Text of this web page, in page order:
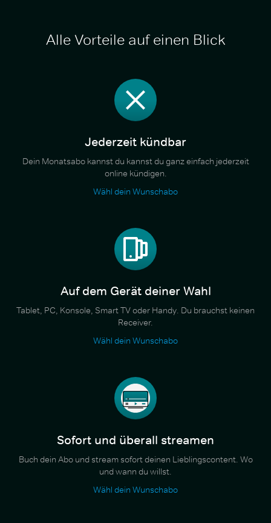
Alle Vorteile auf einen Blick
Jederzeit kündbar
Dein Monatsabo kannst du kannst du ganz einfach jederzeit
online kündigen.
Wähl dein Wunschabo
Auf dem Gerät deiner Wahl
Tablet, PC, Konsole, Smart TV oder Handy. Du brauchst keinen
Receiver.
Wähl dein Wunschabo
Sofort und überall streamen
Buch dein Abo und stream sofort deinen Lieblingscontent. Wo
und wann du willst.
Wähl dein Wunschabo